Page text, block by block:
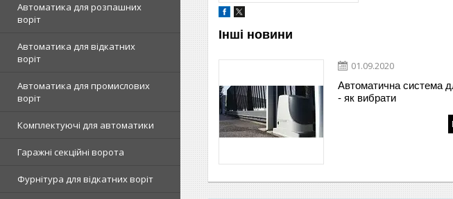
Автоматика для розпашних
воріт
Автоматика для відкатних
воріт
Автоматика для промислових
воріт
Комплектуючі для автоматики
Гаражні секційні ворота
Фурнітура для відкатних воріт
Інші новини
01.09.2020
Автоматична система
- як вибрати